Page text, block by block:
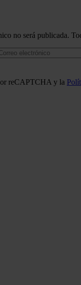
no será publicada.
reCAPTCHA y la